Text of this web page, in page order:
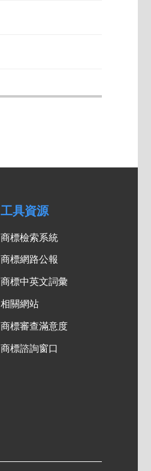
工具資源
商標檢索系統
商標網路公報
商標中英文詞彙
相關網站
商標審查滿意度
商標諮詢窗口